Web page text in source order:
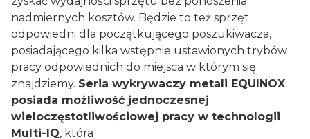
nadmiernych kosztów. Będzie to też sprzęt
odpowiedni dla początkującego poszukiwacza,
posiadającego kilka wstępnie ustawionych trybów
pracy odpowiednich do miejsca w którym się
znajdziemy. Seria wykrywaczy metali EQUINOX
posiada możliwość jednoczesnej
wieloczęstotliwościowej pracy w technologii
Multi-IQ, która